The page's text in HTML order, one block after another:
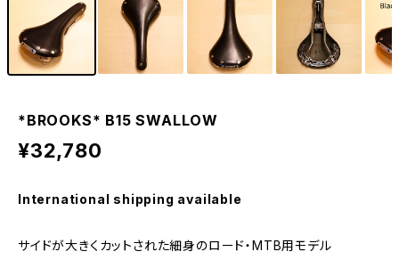
*BROOKS* B15 SWALLOW
¥32,780
International shipping available
サイドが大きくカットされた細身のロード・MTB用モデル